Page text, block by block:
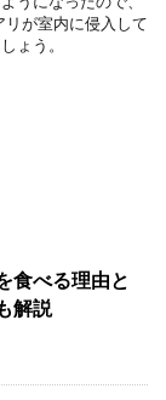
が室内に侵入して
ょう。
食べる理由と
解説